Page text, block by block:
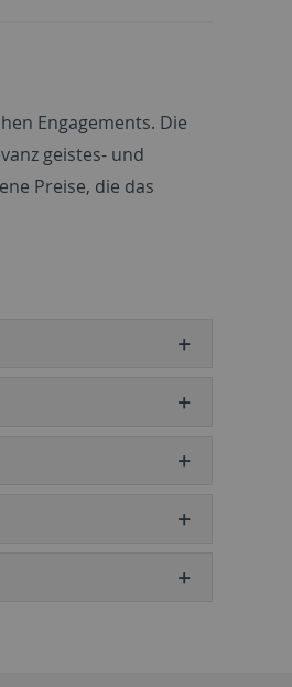
Engagements. Die
geistes- und
Preise, die das